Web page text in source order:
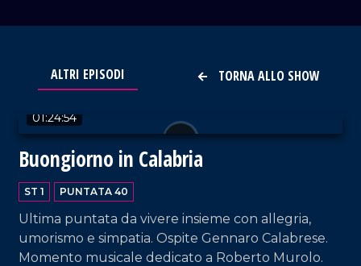
TORNA ALLO SHOW
ALTRI EPISODI
01:24:54
Buongiorno in Calabria
ST 1 PUNTATA 40
Ultima puntata da vivere insieme con allegria,
umorismo e simpatia. Ospite Gennaro Calabrese.
Momento musicale dedicato a Roberto Murolo.
VAI AL TITOLO
VAI AL TITOLO